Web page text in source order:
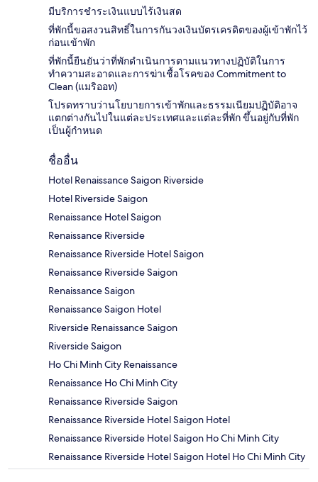
มีบริการชำระเงินแบบไร้เงินสด
ที่พักนี้ขอสงวนสิทธิ์ในการกันวงเงินบัตรเครดิตของผู้เข้าพักไว้
ก่อนเข้าพัก
ที่พักนี้ยืนยันว่าที่พักดำเนินการตามแนวทางปฏิบัติในการ
ทำความสะอาดและการฆ่าเชื้อโรคของ Commitment to
Clean (แมริออท)
โปรดทราบว่านโยบายการเข้าพักและธรรมเนียมปฏิบัติอาจ
แตกต่างกันไปในแต่ละประเทศและแต่ละที่พัก ขึ้นอยู่กับที่พัก
เป็นผู้กำหนด
ชื่ออื่น
Hotel Renaissance Saigon Riverside
Hotel Riverside Saigon
Renaissance Hotel Saigon
Renaissance Riverside
Renaissance Riverside Hotel Saigon
Renaissance Riverside Saigon
Renaissance Saigon
Renaissance Saigon Hotel
Riverside Renaissance Saigon
Riverside Saigon
Ho Chi Minh City Renaissance
Renaissance Ho Chi Minh City
Renaissance Riverside Saigon
Renaissance Riverside Hotel Saigon Hotel
Renaissance Riverside Hotel Saigon Ho Chi Minh City
Renaissance Riverside Hotel Saigon Hotel Ho Chi Minh City